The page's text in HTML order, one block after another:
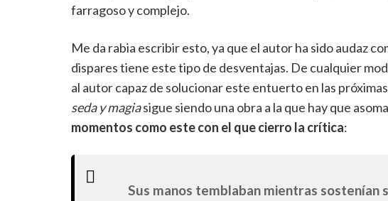
farragoso y complejo.
Me da rabia escribir esto, ya que el autor ha sido audaz
dispares tiene este tipo de desventajas. De cualquier
al autor capaz de solucionar este entuerto en las
seda y magiasigue siendo una obra a la que hay que
momentos como este con el que cierro la crítica:
Sus manos temblaban mientras sostenían